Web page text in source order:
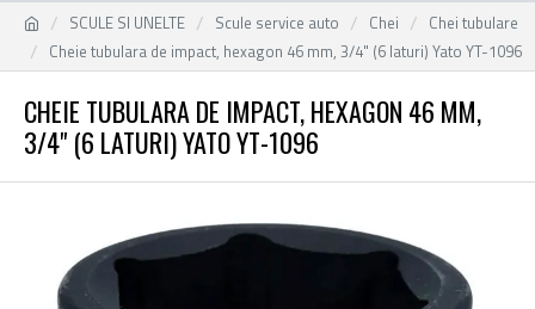
SCULE SI UNELTE Scule service auto Chei
Chei tubulare
Cheie tubulara de impact, hexagon 46 mm, 3/4" (6 laturi) Yato YT-1096
CHEIE TUBULARA DE IMPACT, HEXAGON 46 MM,
3/4" (6 LATURI) YATO YT-1096